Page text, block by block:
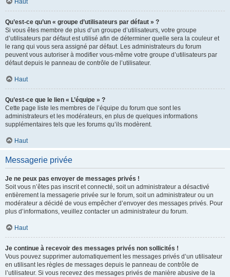
Haut
Qu’est-ce qu’un « groupe d’utilisateurs par défaut » ?
Si vous êtes membre de plus d’un groupe d’utilisateurs, votre groupe
d’utilisateurs par défaut est utilisé afin de déterminer quelle sera la couleur et
le rang qui vous sera assigné par défaut. Les administrateurs du forum
peuvent vous autoriser à modifier vous-même votre groupe d’utilisateurs par
défaut depuis le panneau de contrôle de l’utilisateur.
Haut
Qu’est-ce que le lien « L’équipe » ?
Cette page liste les membres de l’équipe du forum que sont les
administrateurs et les modérateurs, en plus de quelques informations
supplémentaires tels que les forums qu’ils modèrent.
Haut
Messagerie privée
Je ne peux pas envoyer de messages privés !
Soit vous n’êtes pas inscrit et connecté, soit un administrateur a désactivé
entièrement la messagerie privée sur le forum, soit un administrateur ou un
modérateur a décidé de vous empêcher d’envoyer des messages privés. Pour
plus d’informations, veuillez contacter un administrateur du forum.
Haut
Je continue à recevoir des messages privés non sollicités !
Vous pouvez supprimer automatiquement les messages privés d’un utilisateur
en utilisant les règles de messages depuis le panneau de contrôle de
l’utilisateur. Si vous recevez des messages privés de manière abusive de la